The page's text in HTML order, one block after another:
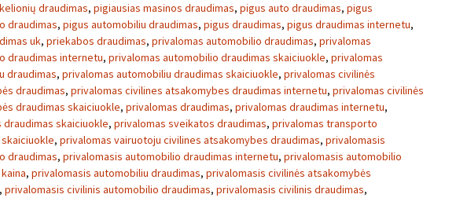
draudimas, pigiausias masinos draudimas, pigus auto draudimas, pigus
draudimas, pigus automobiliu draudimas, pigus draudimas, pigus draudimas internetu,
uk, priekabos draudimas, privalomas automobilio draudimas, privalomas
draudimas internetu, privalomas automobilio draudimas skaiciuokle, privalomas
draudimas, privalomas automobiliu draudimas skaiciuokle, privalomas civilinės
draudimas, privalomas civilines atsakomybes draudimas internetu, privalomas civilinės
draudimas skaiciuokle, privalomas draudimas, privalomas draudimas internetu,
draudimas skaiciuokle, privalomas sveikatos draudimas, privalomas transporto
, privalomas vairuotoju civilines atsakomybes draudimas, privalomasis
draudimas, privalomasis automobilio draudimas internetu, privalomasis automobilio
, privalomasis automobiliu draudimas, privalomasis civilinės atsakomybės
, privalomasis civilinis automobilio draudimas, privalomasis civilinis draudimas,